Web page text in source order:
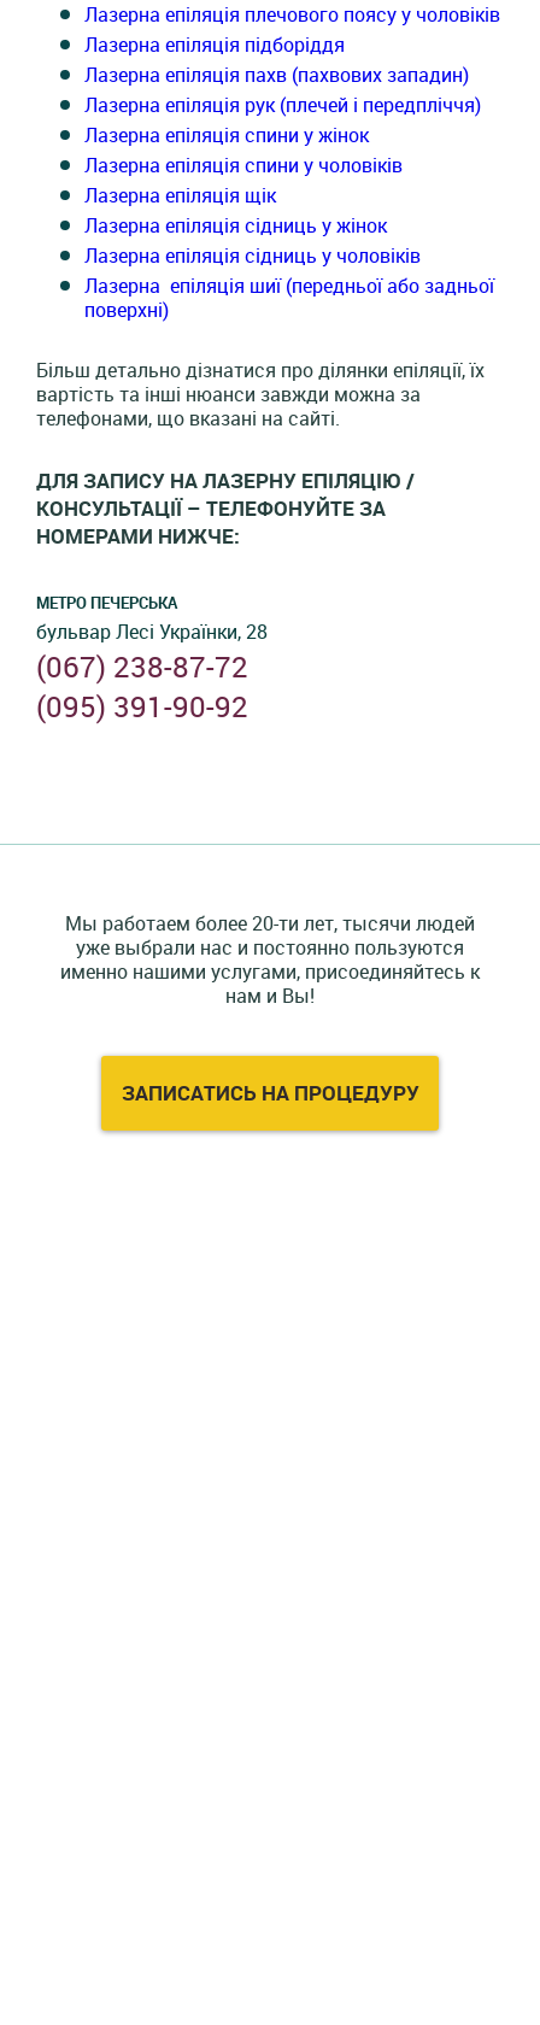
Лазерна епіляція плечового поясу у чоловіків
Лазерна епіляція підборіддя
Лазерна епіляція пахв (пахвових западин)
Лазерна епіляція рук (плечей і передпліччя)
Лазерна епіляція спини у жінок
Лазерна епіляція спини у чоловіків
Лазерна епіляція щік
Лазерна епіляція сідниць у жінок
Лазерна епіляція сідниць у чоловіків
Лазерна епіляція шиї (передньої або задньої
поверхні)
Більш детально дізнатися про ділянки епіляції, їх
вартість та інші нюанси завжди можна за
телефонами, що вказані на сайті.
ДЛЯ ЗАПИСУ НА ЛАЗЕРНУ ЕПІЛЯЦІЮ /
КОНСУЛЬТАЦІЇ – ТЕЛЕФОНУЙТЕ ЗА
НОМЕРАМИ НИЖЧЕ:
МЕТРО ПЕЧЕРСЬКА
бульвар Лесі Українки, 28
(067) 238-87-72
(095) 391-90-92
Мы работаем более 20-ти лет, тысячи людей
уже выбрали нас и постоянно пользуются
именно нашими услугами, присоединяйтесь к
нам и Вы!
ЗАПИСАТИСЬ НА ПРОЦЕДУРУ